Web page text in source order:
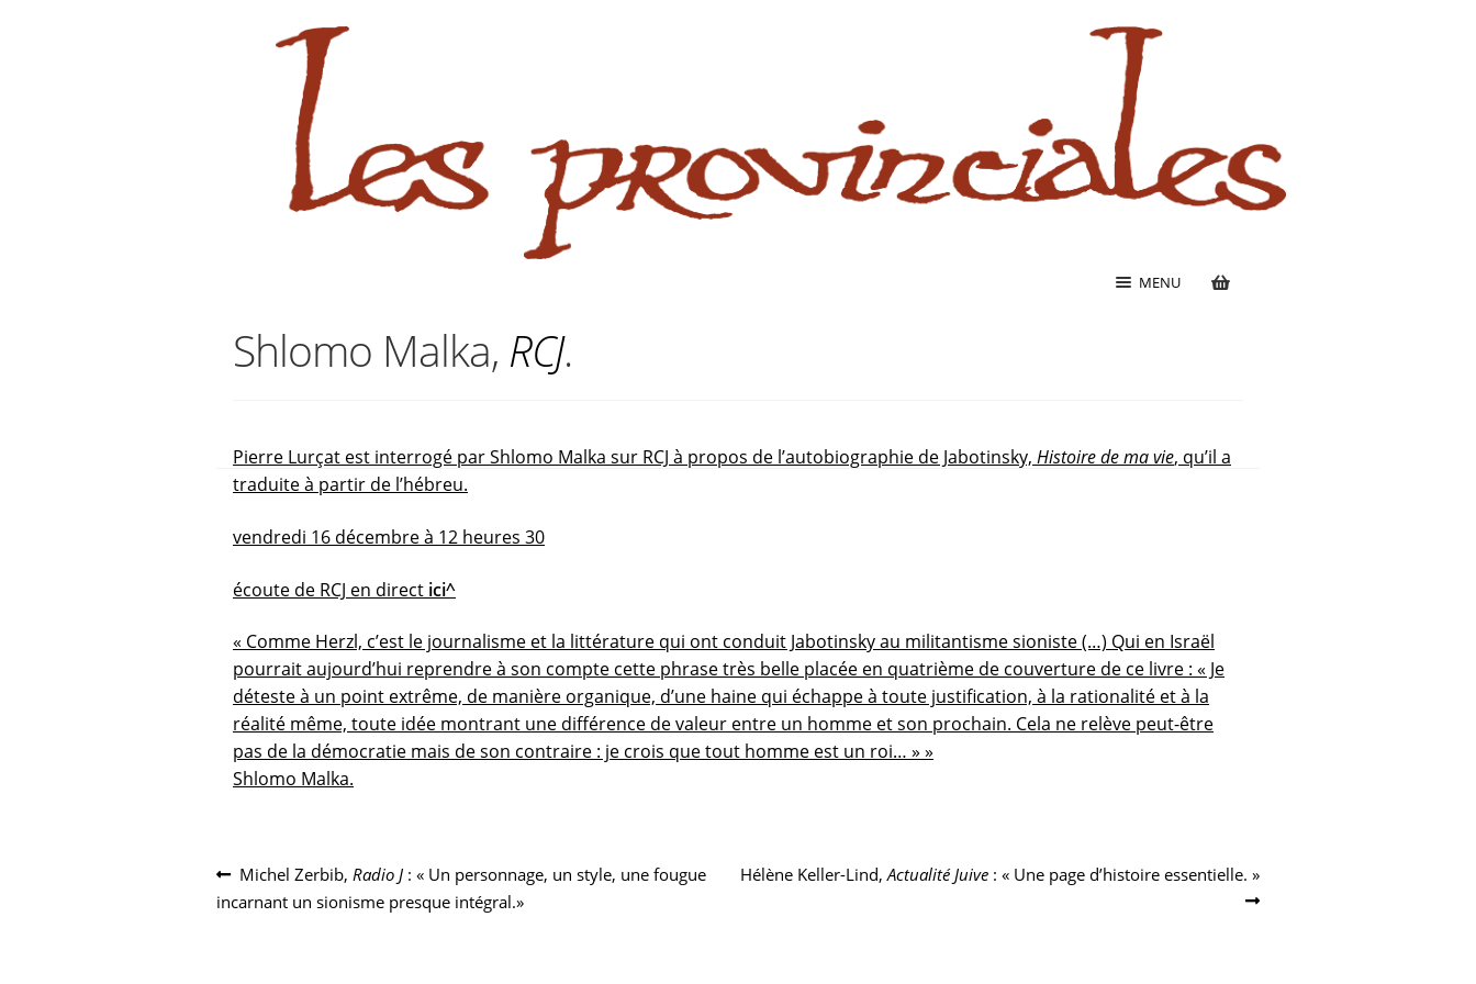
Aller
navigation
Aller
contenu
MENU
Shlomo Malka, RCJ.
Pierre Lurçat est interrogé par Shlomo Malka sur RCJ à propos de l’autobiographie de Jabotinsky, Histoire de ma vie, qu’il a
traduite à partir de l’hébreu.
vendredi 16 décembre à 12 heures 30
écoute de RCJ en direct ici^
« Comme Herzl, c’est le journalisme et la littérature qui ont conduit Jabotinsky au militantisme sioniste (…) Qui en Israël
pourrait aujourd’hui reprendre à son compte cette phrase très belle placée en quatrième de couverture de ce livre : « Je
déteste à un point extrême, de manière organique, d’une haine qui échappe à toute justification, à la rationalité et à la
réalité même, toute idée montrant une différence de valeur entre un homme et son prochain. Cela ne relève peut-être
pas de la démocratie mais de son contraire : je crois que tout homme est un roi… » »
Shlomo Malka.
Navigation
de
Article
précédent :
Michel Zerbib,Radio J : « Un personnage, un style, une fougue
incarnant un sionisme presque intégral.»
Article
Hélène Keller-Lind,Actualité Juive : « Une page d’histoire essentielle. »